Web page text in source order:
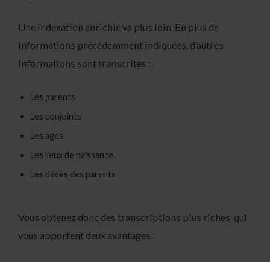
Une indexation enrichie va plus loin. En plus de
informations précédemment indiquées, d’autres
informations sont transcrites :
Les parents
Les conjoints
Les âges
Les lieux de naissance
Les décès des parents
Vous obtenez donc des transcriptions plus riches qui
vous apportent deux avantages :